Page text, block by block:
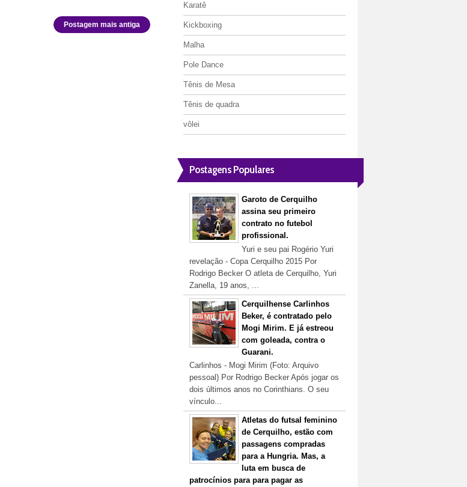
Postagem mais antiga
Karatê
Kickboxing
Malha
Pole Dance
Tênis de Mesa
Tênis de quadra
vôlei
Postagens Populares
Garoto de Cerquilho
assina seu primeiro
contrato no futebol
profissional.
Yuri e seu pai Rogério Yuri
revelação - Copa Cerquilho 2015 Por
Rodrigo Becker O atleta de Cerquilho, Yuri
Zanella, 19 anos, ...
Cerquilhense Carlinhos
Beker, é contratado pelo
Mogi Mirim. E já estreou
com goleada, contra o
Guarani.
Carlinhos - Mogi Mirim (Foto: Arquivo
pessoal) Por Rodrigo Becker Após jogar os
dois últimos anos no Corinthians. O seu
vínculo...
Atletas do futsal feminino
de Cerquilho, estão com
passagens compradas
para a Hungria. Mas, a
luta em busca de
patrocínios para para pagar as